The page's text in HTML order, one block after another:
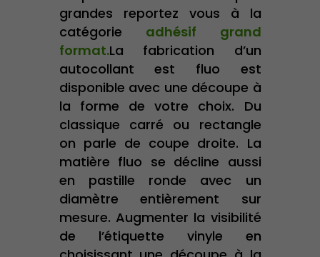
grandes reportez vous à la
catégorie adhésif grand
format.La fabrication d’un
autocollant est fluo est
disponible avec une découpe à
la forme de votre choix. Du
classique carré ou rectangle
on parle de coupe droite. La
matière fluo se décline aussi
en pastille ronde avec un
diamètre entièrement sur
mesure. Augmenter la visibilité
de l’étiquette vinyle en